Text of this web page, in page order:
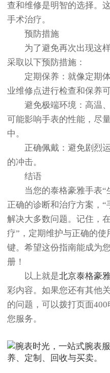
查和维修是明智的选择。
手术治疗。
预防措施
为了避免再次出现这样
采取以下预防措施：
定期保养：就像定期体
业维修点进行检查和保养
避免极端环境：高温、
可能影响手表的性能，尽
中。
正确佩戴：避免剧烈运
的冲击。
结语
当您的泰格豪雅手表“
正确的诊断和治疗方案，
解决大多数问题。记住，
疗”，定期维护与正确的
键。希望这份指南能成为
册！
以上就是北京泰格豪
彩内容。如果您还有其他
的问题，可以拨打页面
您服务。